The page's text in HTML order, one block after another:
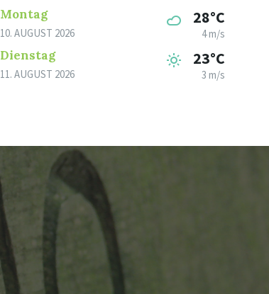
Montag
10. AUGUST 2026
28°C
4 m/s
Dienstag
11. AUGUST 2026
23°C
3 m/s